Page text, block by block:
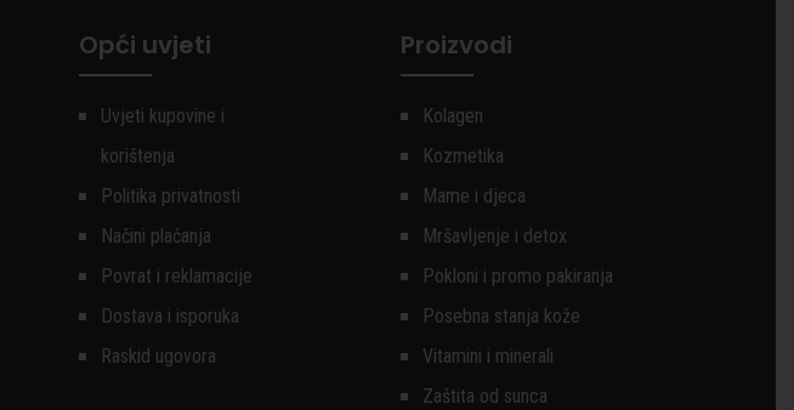
Opći uvjeti
Uvjeti kupovine i
korištenja
Politika privatnosti
Načini plaćanja
Povrat i reklamacije
Dostava i isporuka
Raskid ugovora
Proizvodi
Kolagen
Kozmetika
Mame i djeca
Mršavljenje i detox
Pokloni i promo pakiranja
Posebna stanja kože
Vitamini i minerali
Zaštita od sunca